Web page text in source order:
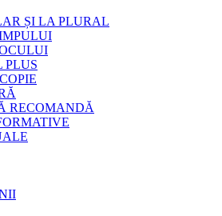
ȘI LA PLURAL
PLUS
RECOMANDĂ